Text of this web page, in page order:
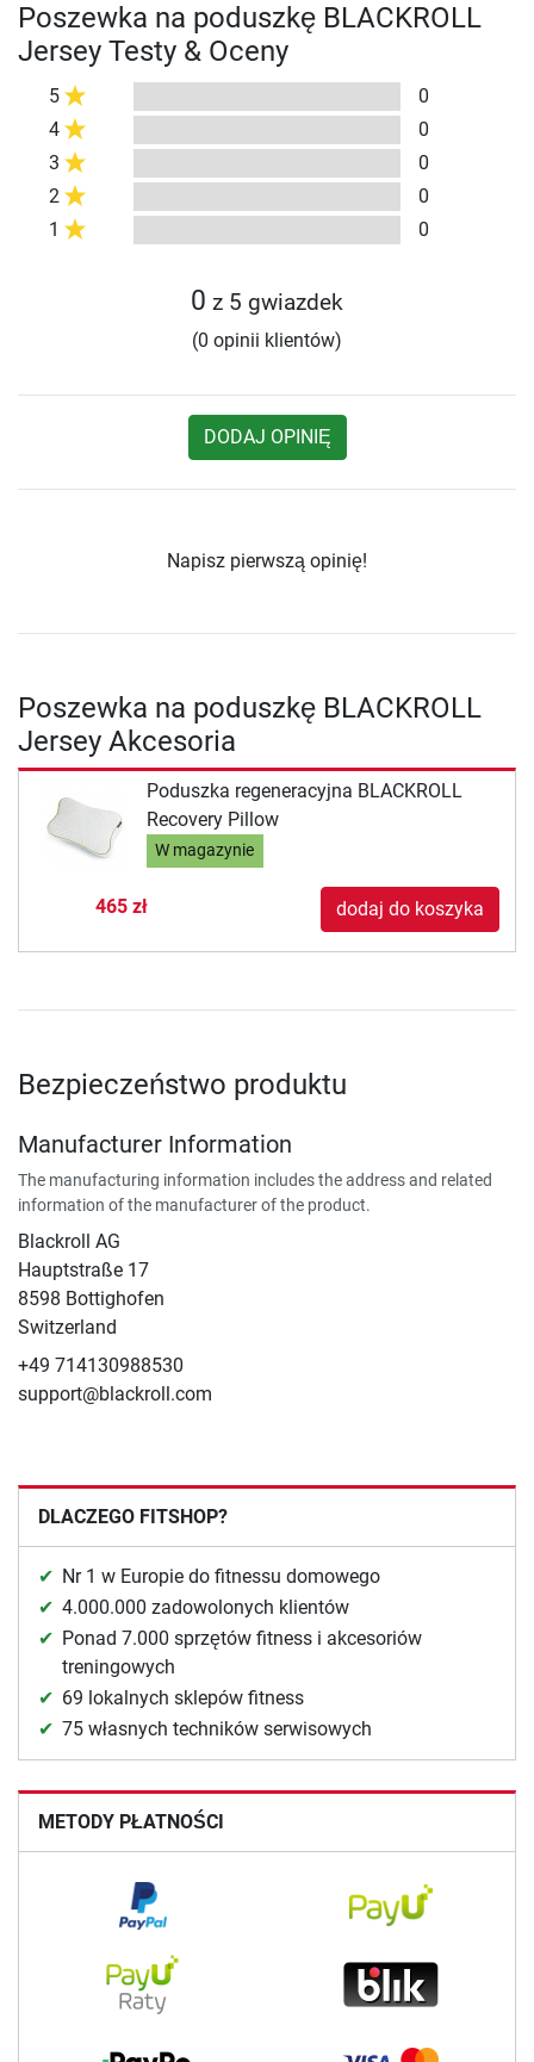
Poszewka na poduszkę BLACKROLL
Jersey Testy & Oceny
5
0
4
0
3
0
2
0
1
0
0 z 5 gwiazdek
(0 opinii klientów)
DODAJ OPINIĘ
Napisz pierwszą opinię!
Poszewka na poduszkę BLACKROLL
Jersey Akcesoria
Poduszka regeneracyjna BLACKROLL
Recovery Pillow
W magazynie
465 zł dodaj do koszyka
Bezpieczeństwo produktu
Manufacturer Information
The manufacturing information includes the address and related
information of the manufacturer of the product.
Blackroll AG
Hauptstraße 17
8598 Bottighofen
Switzerland
+49 714130988530
support@blackroll.com
DLACZEGO FITSHOP?
Nr 1 w Europie do fitnessu domowego
4.000.000 zadowolonych klientów
Ponad 7.000 sprzętów fitness i akcesoriów
treningowych
69 lokalnych sklepów fitness
75 własnych techników serwisowych
METODY PŁATNOŚCI